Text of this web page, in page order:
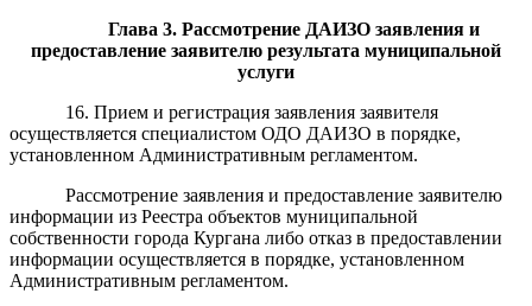
Глава 3. Рассмотрение ДАИЗО заявления и
предоставление заявителю результата муниципальной
услуги
16. Прием и регистрация заявления заявителя
осуществляется специалистом ОДО ДАИЗО в порядке,
установленном Административным регламентом.
Рассмотрение заявления и предоставление заявителю
информации из Реестра объектов муниципальной
собственности города Кургана либо отказ в предоставлении
информации осуществляется в порядке, установленном
Административным регламентом.